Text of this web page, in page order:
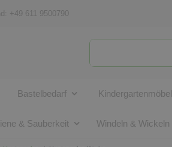
+49 611 9500790
Bastelbedarf Kindergartenmöbel
& Sauberkeit Windeln & Wickeln